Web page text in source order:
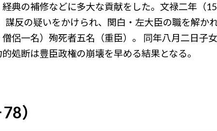
典の補修などに多大な貢献をした。文禄二年（
反の疑いをかけられ、関白・左大臣の職を解か
侶一名）殉死者五名（重臣）。 同年八月二日子
処断は豊臣政権の崩壊を早める結果となる。
）